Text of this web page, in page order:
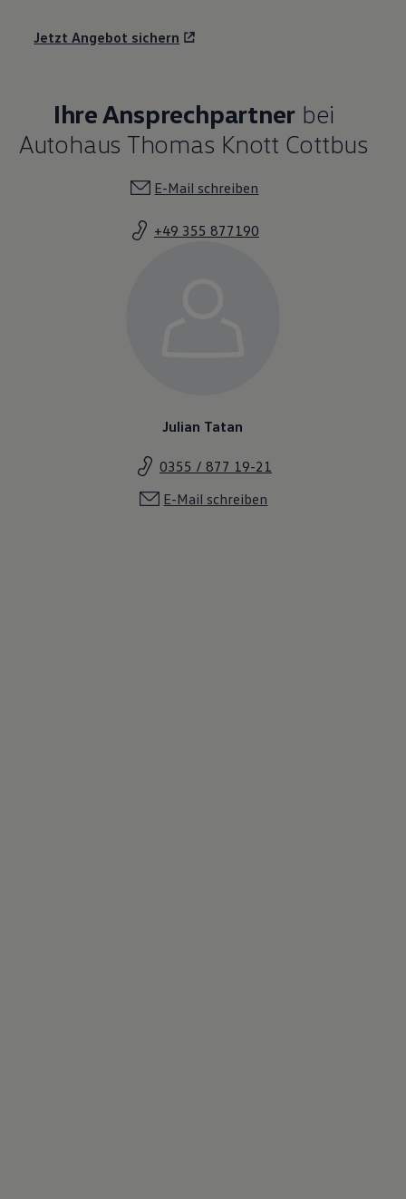
Jetzt Angebot sichern
Ihre Ansprechpartner bei
Autohaus Thomas Knott Cottbus
E-Mail schreiben
+49 355 877190
Julian Tatan
0355 / 877 19-21
E-Mail schreiben